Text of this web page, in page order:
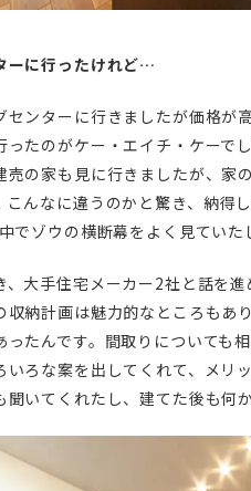
ーに行ったけれど…
センターに行きましたが価格
ったのがケー・エイチ・ケーで
売の家も見に行きましたが、家
こんなに違うのかと驚き、納得
でゾウの横断幕をよく見ていた
、大手住宅メーカー2社と話を
収納計画は魅力的なところも
ったんです。間取りについて
いろな案を出してくれて、メリ
聞いてくれたし、建てた後も何